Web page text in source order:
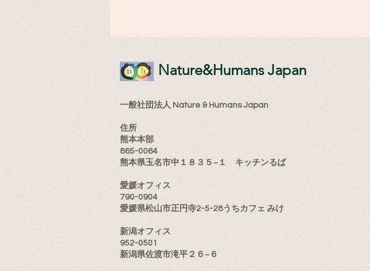
​Nature&Humans Japan
一般社団法人 Nature & Humans Japan
住所
熊本本部
865-0064
熊本県玉名市中１８３５−１ キッチンるぱ
愛媛オフィス
790-0904
愛媛県松山市正円寺2-5-28うちカフェ みけ
新潟オフィス
952-0501
新潟県佐渡市滝平２６−６